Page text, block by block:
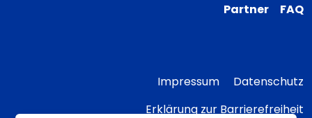
Partner
FAQ
Impressum
Datenschutz
Erklärung zur Barrierefreiheit